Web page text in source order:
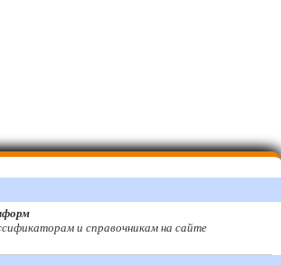
и справочникам на сайте